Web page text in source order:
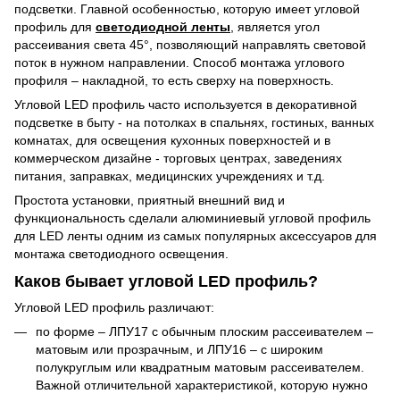
подсветки. Главной особенностью, которую имеет угловой
профиль для светодиодной ленты , является угол
рассеивания света 45°, позволяющий направлять световой
поток в нужном направлении. Способ монтажа углового
профиля – накладной, то есть сверху на поверхность.
Угловой LED профиль часто используется в декоративной
подсветке в быту - на потолках в спальнях, гостиных, ванных
комнатах, для освещения кухонных поверхностей и в
коммерческом дизайне - торговых центрах, заведениях
питания, заправках, медицинских учреждениях и т.д.
Простота установки, приятный внешний вид и
функциональность сделали алюминиевый угловой профиль
для LED ленты одним из самых популярных аксессуаров для
монтажа светодиодного освещения.
Каков бывает угловой LED профиль?
Угловой LED профиль различают:
по форме – ЛПУ17 с обычным плоским рассеивателем –
матовым или прозрачным, и ЛПУ16 – с широким
полукруглым или квадратным матовым рассеивателем.
Важной отличительной характеристикой, которую нужно